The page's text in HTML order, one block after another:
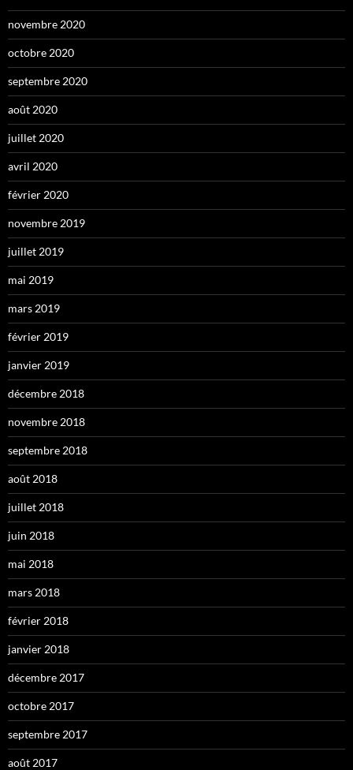
novembre 2020
octobre 2020
septembre 2020
août 2020
juillet 2020
avril 2020
février 2020
novembre 2019
juillet 2019
mai 2019
mars 2019
février 2019
janvier 2019
décembre 2018
novembre 2018
septembre 2018
août 2018
juillet 2018
juin 2018
mai 2018
mars 2018
février 2018
janvier 2018
décembre 2017
octobre 2017
septembre 2017
août 2017